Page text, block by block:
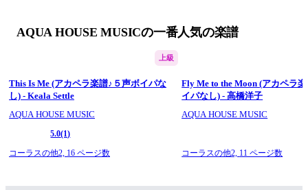
AQUA HOUSE MUSICの一番人気の楽譜
上級
This Is Me (アカペラ楽譜♪５声ボイパな
し) - Keala Settle
AQUA HOUSE MUSIC
5.0(1)
コーラスの他2, 16 ページ数
Fly Me to the Moon (アカペラ
イパなし) - 高橋洋子
AQUA HOUSE MUSIC
コーラスの他2, 11 ページ数